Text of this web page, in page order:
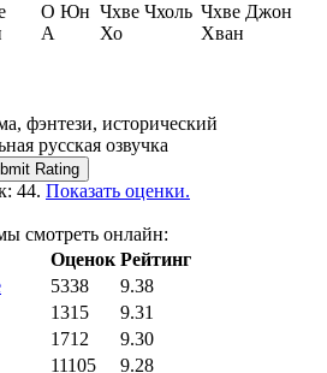
О Юн
А
Чхве Чхоль
Хо
Чхве Джон
Хван
фэнтези, исторический
русская озвучка
Rating
44. Показать оценки.
смотреть онлайн:
Оценок Рейтинг
5338
9.38
1315
9.31
1712
9.30
11105
9.28